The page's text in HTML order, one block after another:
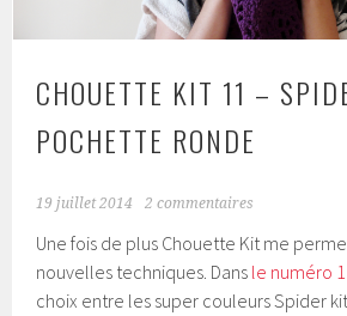
CHOUETTE KIT 11 –
POCHETTE RONDE
19 juillet 2014 2 commentaires
Une fois de plus Chouette Kit me
nouvelles techniques. Dans le numéro
choix entre les super couleurs Spider